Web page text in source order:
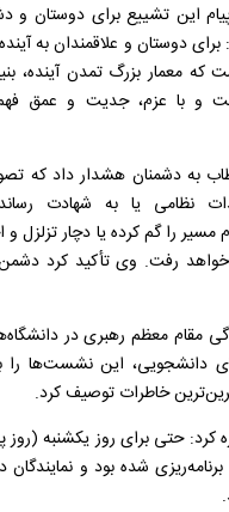
این تشییع برای دوستان و
دوستان و علاقمندان به
معمار بزرگ تمدن آینده،
و با عزم، جدیت و عمق فهم
به دشمنان هشدار داد که
نظامی یا به شهادت
را گم کرده یا دچار تزلزل
رفت. وی تأکید کرد
مقام معظم رهبری در
دانشجویی، این نشست‌ها
خاطرات توصیف کرد.
کرد: حتی برای روز یکشنبه
شده بود و نمایندگان